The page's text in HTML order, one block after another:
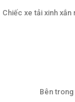
Chiếc xe tải xinh
Bên